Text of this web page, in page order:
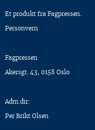
Et produkt fra Fagpressen.
Personvern
Fagpressen
Akersgt. 43, 0158 Oslo
Adm.dir:
Per Brikt Olsen